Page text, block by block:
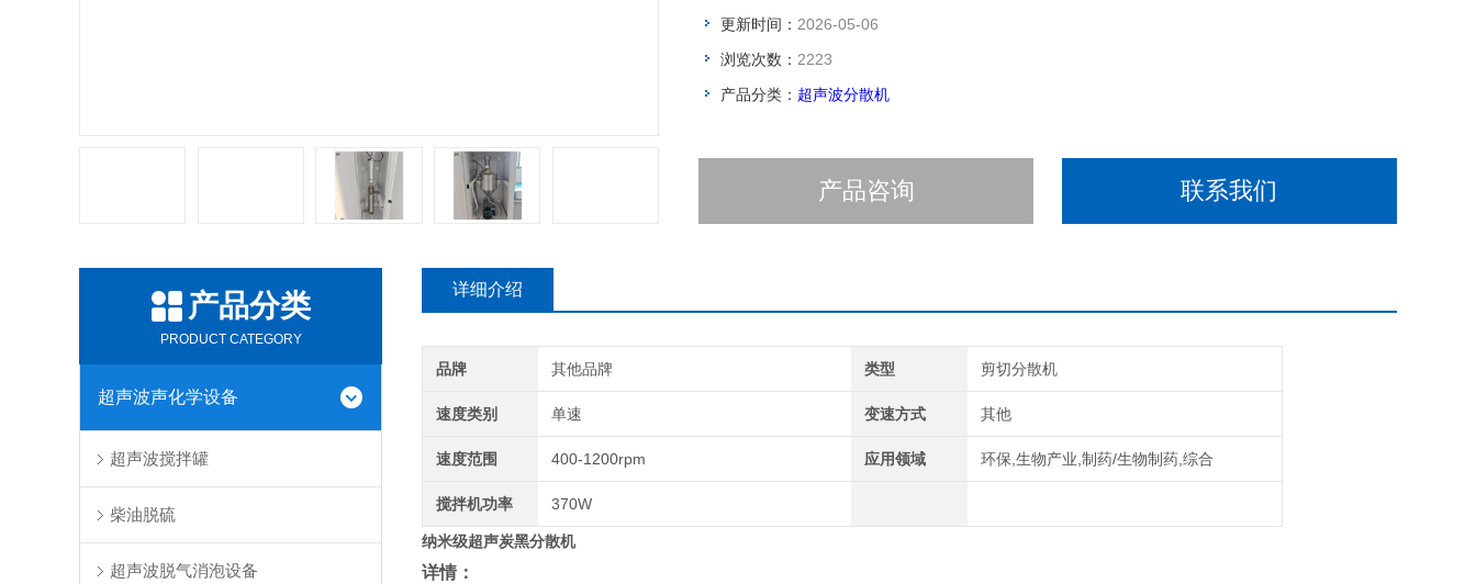
更新时间： 2026-05-06
浏览次数： 2223
产品分类： 超声波分散机
产品咨询 联系我们
产品分类
PRODUCT CATEGORY
超声波声化学设备
超声波搅拌罐
柴油脱硫
超声波脱气消泡设备
详细介绍
品牌 其他品牌 类型 剪切分散机
速度类别 单速 变速方式 其他
速度范围 400-1200rpm 应用领域 环保,生物产业,制药/生物制药,综合
搅拌机功率 370W
纳米级超声炭黑分散机
详情：